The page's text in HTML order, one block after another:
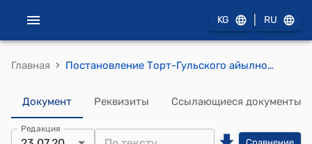
KG RU
Главная › Постановление Торт-Гульского айылного кенеша от 23 июля 2025 года № 46-6 "О создании комиссии по переименованию Общеобразовательных учреждений Торт-Гульского айылного аймака"
Документ Реквизиты Ссылающиеся документы
Редакция